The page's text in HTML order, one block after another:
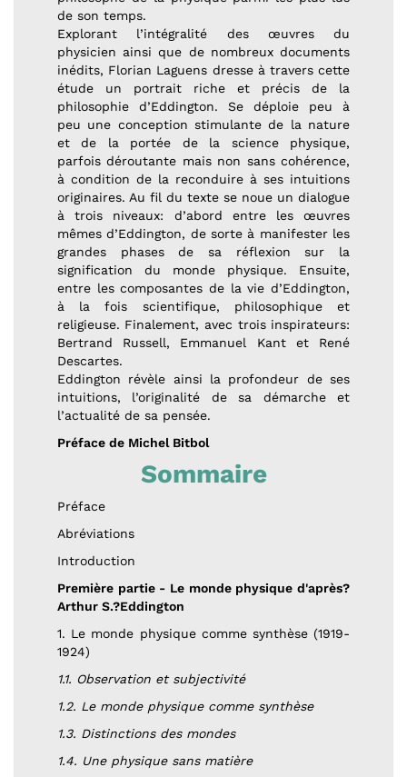
de son temps.
Explorant l’intégralité des œuvres du
physicien ainsi que de nombreux documents
inédits, Florian Laguens dresse à travers cette
étude un portrait riche et précis de la
philosophie d’Eddington. Se déploie peu à
peu une conception stimulante de la nature
et de la portée de la science physique,
parfois déroutante mais non sans cohérence,
à condition de la reconduire à ses intuitions
originaires. Au fil du texte se noue un dialogue
à trois niveaux: d’abord entre les œuvres
mêmes d’Eddington, de sorte à manifester les
grandes phases de sa réflexion sur la
signification du monde physique. Ensuite,
entre les composantes de la vie d’Eddington,
à la fois scientifique, philosophique et
religieuse. Finalement, avec trois inspirateurs:
Bertrand Russell, Emmanuel Kant et René
Descartes.
Eddington révèle ainsi la profondeur de ses
intuitions, l’originalité de sa démarche et
l’actualité de sa pensée.
Préface de Michel Bitbol
Sommaire
Préface
Abréviations
Introduction
Première partie - Le monde physique d'après?
Arthur S.?Eddington
1. Le monde physique comme synthèse (1919-
1924)
1.1. Observation et subjectivité
1.2. Le monde physique comme synthèse
1.3. Distinctions des mondes
1.4. Une physique sans matière